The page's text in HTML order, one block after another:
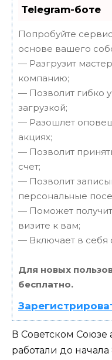
Telegram-боте
Попробуйте
основе вашего
— Разгрузит
компанию;
— Позволит гибко
загрузкой;
— Разошлет
акциях;
— Позволит
счет;
— Позволит
персональные
— Поможет
визите к вам;
— Включает в себя
Для новых
бесплатно.
В Советском Союзе
работали до